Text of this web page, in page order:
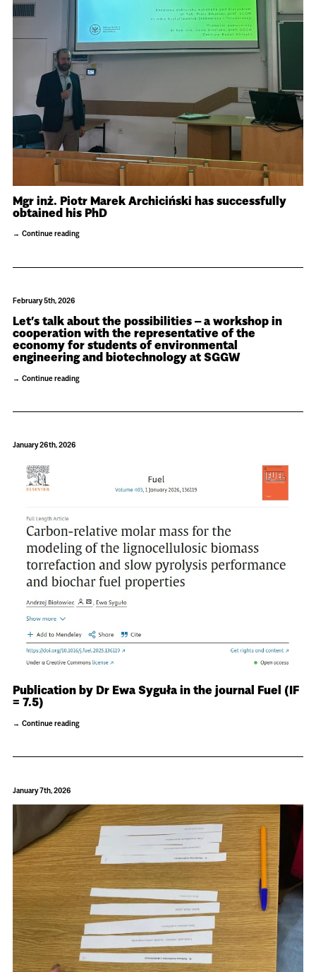
Mgr inż. Piotr Marek Archiciński has successfully
obtained his PhD
Continue reading
February 5th, 2026
Let’s talk about the possibilities – a workshop in
cooperation with the representative of the
economy for students of environmental
engineering and biotechnology at SGGW
Continue reading
January 26th, 2026
Publication by Dr Ewa Syguła in the journal Fuel (IF
= 7.5)
Continue reading
January 7th, 2026